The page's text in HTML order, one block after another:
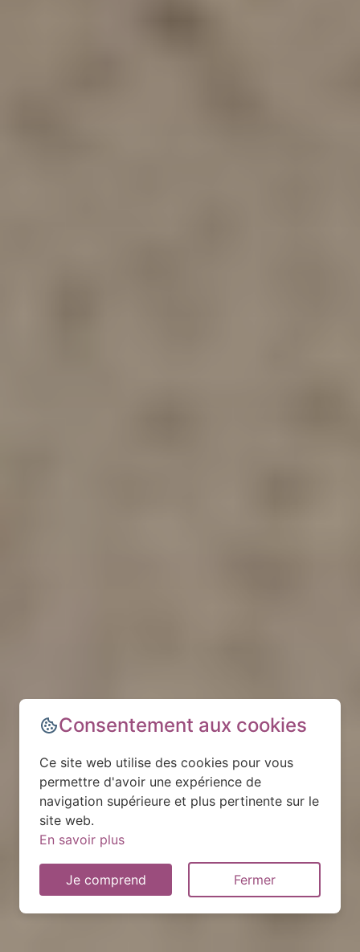
Consentement aux cookies
Ce site web utilise des cookies pour vous
permettre d'avoir une expérience de
navigation supérieure et plus pertinente sur le
site web.
En savoir plus
Je comprend Fermer